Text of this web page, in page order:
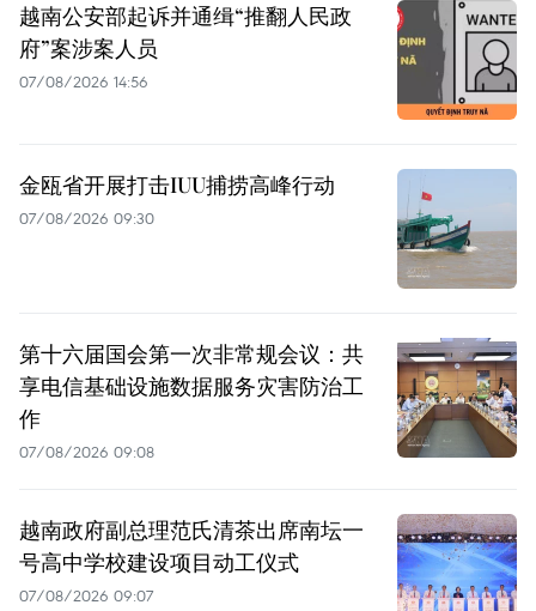
越南公安部起诉并通缉“推翻人民政
府”案涉案人员
07/08/2026 14:56
金瓯省开展打击IUU捕捞高峰行动
07/08/2026 09:30
第十六届国会第一次非常规会议：共
享电信基础设施数据服务灾害防治工
作
07/08/2026 09:08
越南政府副总理范氏清茶出席南坛一
号高中学校建设项目动工仪式
07/08/2026 09:07